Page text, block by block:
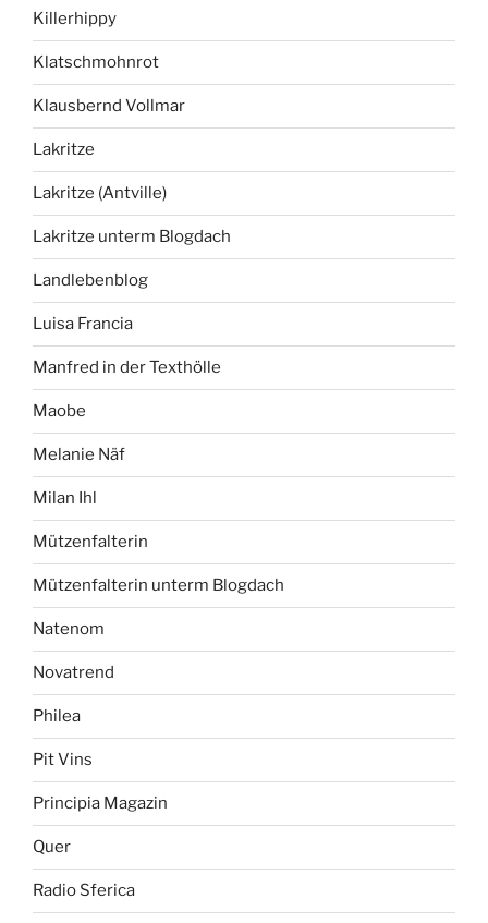
Killerhippy
Klatschmohnrot
Klausbernd Vollmar
Lakritze
Lakritze (Antville)
Lakritze unterm Blogdach
Landlebenblog
Luisa Francia
Manfred in der Texthölle
Maobe
Melanie Näf
Milan Ihl
Mützenfalterin
Mützenfalterin unterm Blogdach
Natenom
Novatrend
Philea
Pit Vins
Principia Magazin
Quer
Radio Sferica